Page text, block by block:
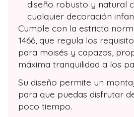
diseño robusto y natural
cualquier decoración
Cumple con la estricta
1466, que regula los
para moisés y capazos,
máxima tranquilidad a los
Su diseño permite un
para que puedas disfrutar
poco tiempo.